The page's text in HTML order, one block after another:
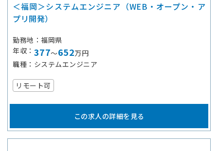
＜福岡＞システムエンジニア（WEB・オープン・ア
プリ開発）
勤務地
福岡県
年収
377～652万円
職種
システムエンジニア
リモート可
この求人の詳細を見る